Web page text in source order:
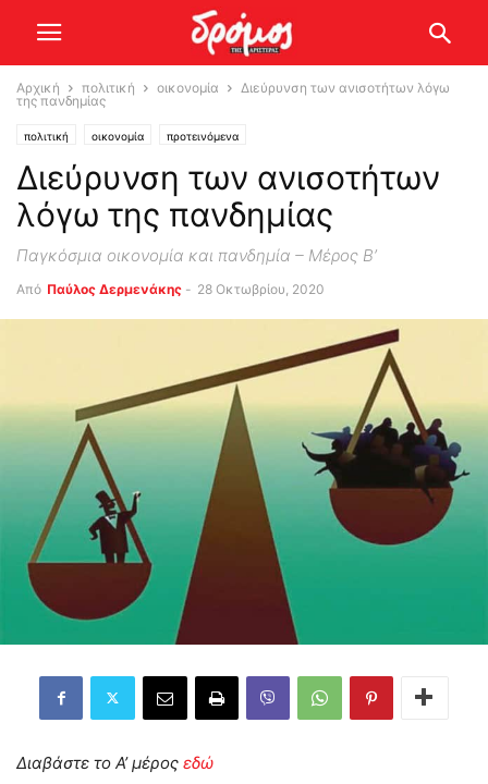
Αρχική πολιτική οικονομία
Διεύρυνση των ανισοτήτων λόγω
της πανδημίας
πολιτική οικονομία προτεινόμενα
Διεύρυνση των ανισοτήτων
λόγω της πανδημίας
Παγκόσμια οικονομία και πανδημία – Μέρος Β’
Από Παύλος Δερμενάκης - 28 Οκτωβρίου, 2020
Διαβάστε το Α’ μέρος εδώ